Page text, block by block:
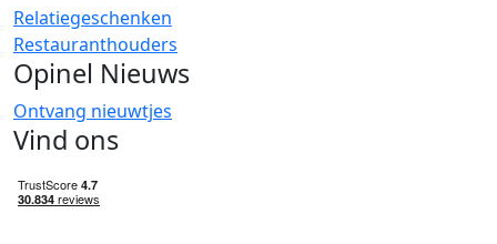
Relatiegeschenken
Restauranthouders
Opinel Nieuws
Ontvang nieuwtjes
Vind ons